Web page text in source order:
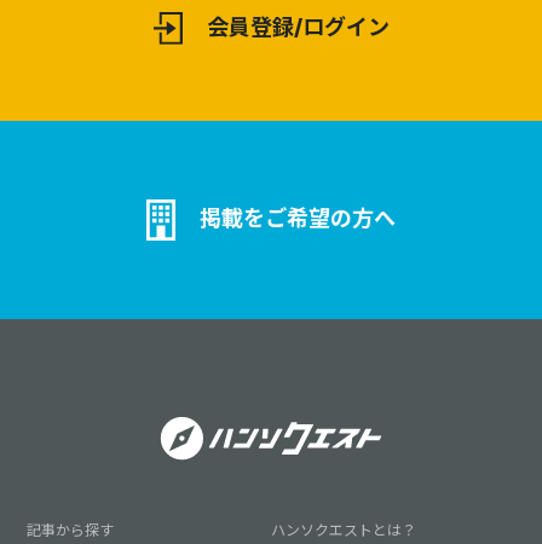
会員登録/ログイン
掲載をご希望の方へ
記事から探す ハンソクエストとは？